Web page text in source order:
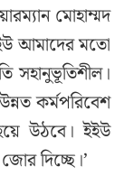
মোহাম্মদ
আমাদের মতো
সহানুভূতিশীল।
কর্মপরিবেশ
উঠবে। ইইউ
দিচ্ছে।’